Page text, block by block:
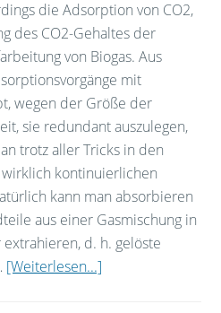
die Adsorption von CO2,
des CO2-Gehaltes der
von Biogas. Aus
mit
wegen der Größe der
sie redundant auszulegen,
trotz aller Tricks in den
kontinuierlichen
kann man absorbieren
aus einer Gasmischung in
d. h. gelöste
[Weiterlesen...]